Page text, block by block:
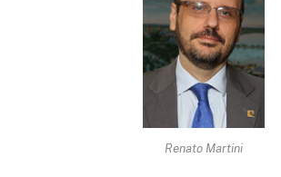
Renato Martini